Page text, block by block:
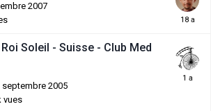
2007
Soleil - Suisse - Club Med
septembre 2005
vues